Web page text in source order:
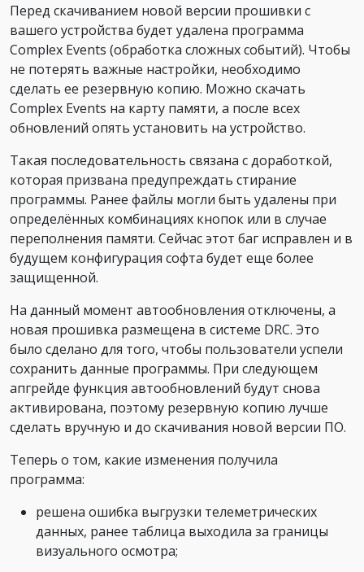
Перед скачиванием новой версии прошивки с
вашего устройства будет удалена программа
Complex Events (обработка сложных событий). Чтобы
не потерять важные настройки, необходимо
сделать ее резервную копию. Можно скачать
Complex Events на карту памяти, а после всех
обновлений опять установить на устройство.
Такая последовательность связана с доработкой,
которая призвана предупреждать стирание
программы. Ранее файлы могли быть удалены при
определённых комбинациях кнопок или в случае
переполнения памяти. Сейчас этот баг исправлен и в
будущем конфигурация софта будет еще более
защищенной.
На данный момент автообновления отключены, а
новая прошивка размещена в системе DRC. Это
было сделано для того, чтобы пользователи успели
сохранить данные программы. При следующем
апгрейде функция автообновлений будут снова
активирована, поэтому резервную копию лучше
сделать вручную и до скачивания новой версии ПО.
Теперь о том, какие изменения получила
программа:
решена ошибка выгрузки телеметрических
данных, ранее таблица выходила за границы
визуального осмотра;